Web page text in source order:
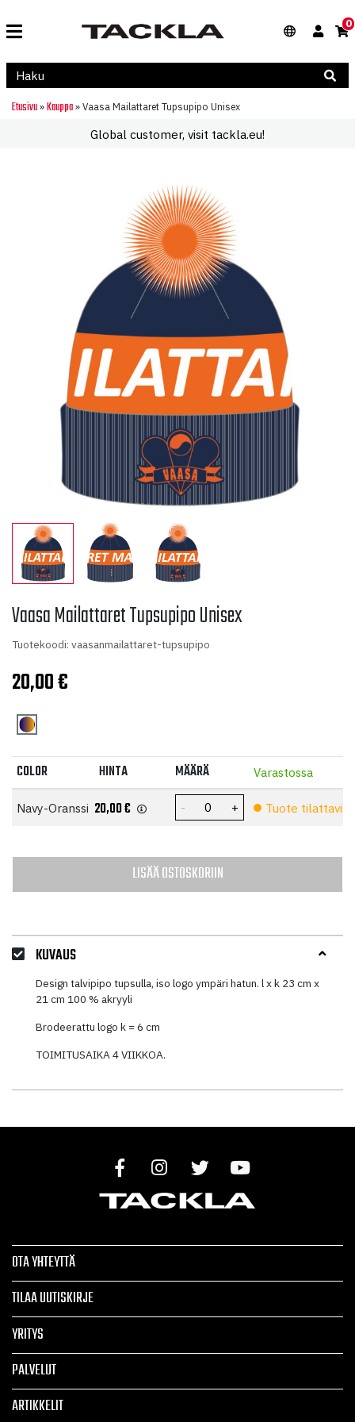
0
Etusivu » Kauppa » Vaasa Mailattaret Tupsupipo Unisex
Global customer, visit tackla.eu!
Vaasa Mailattaret Tupsupipo Unisex
Tuotekoodi: vaasanmailattaret-tupsupipo
20,00€
COLOR HINTA MÄÄRÄ Varastossa
Navy-Oranssi 20,00€ Tuote
LISÄÄ OSTOSKORIIN
KUVAUS
Design talvipipo tupsulla, iso logo ympäri hatun. l x k 23 cm x
21 cm 100 % akryyli
Brodeerattu logo k = 6 cm
TOIMITUSAIKA 4 VIIKKOA.
OTA YHTEYTTÄ
TILAA UUTISKIRJE
YRITYS
PALVELUT
ARTIKKELIT